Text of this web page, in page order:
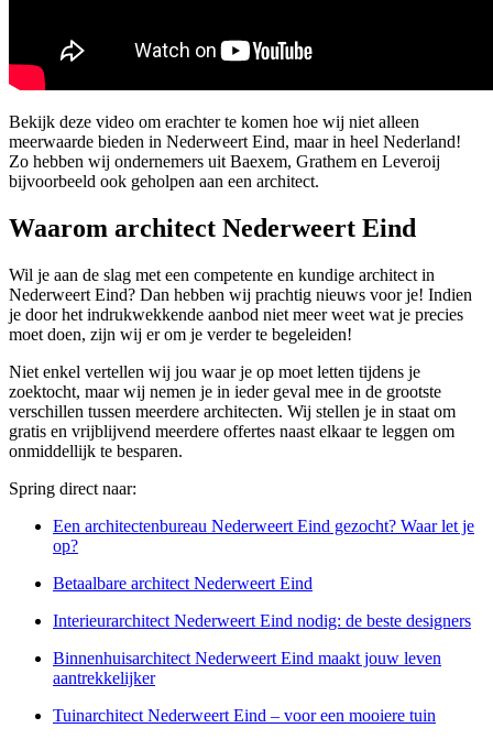
Bekijk deze video om erachter te komen hoe wij niet alleen
meerwaarde bieden in Nederweert Eind, maar in heel Nederland!
Zo hebben wij ondernemers uit Baexem, Grathem en Leveroij
bijvoorbeeld ook geholpen aan een architect.
Waarom architect Nederweert Eind
Wil je aan de slag met een competente en kundige architect in
Nederweert Eind? Dan hebben wij prachtig nieuws voor je! Indien
je door het indrukwekkende aanbod niet meer weet wat je precies
moet doen, zijn wij er om je verder te begeleiden!
Niet enkel vertellen wij jou waar je op moet letten tijdens je
zoektocht, maar wij nemen je in ieder geval mee in de grootste
verschillen tussen meerdere architecten. Wij stellen je in staat om
gratis en vrijblijvend meerdere offertes naast elkaar te leggen om
onmiddellijk te besparen.
Spring direct naar:
Een architectenbureau Nederweert Eind gezocht? Waar let je
op?
Betaalbare architect Nederweert Eind
Interieurarchitect Nederweert Eind nodig: de beste designers
Binnenhuisarchitect Nederweert Eind maakt jouw leven
aantrekkelijker
Tuinarchitect Nederweert Eind – voor een mooiere tuin